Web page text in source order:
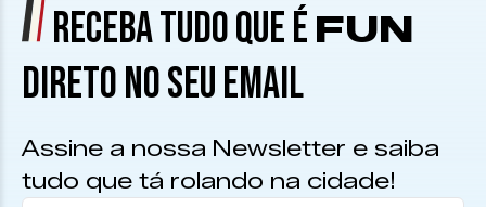
RECEBA TUDO QUE É FUN
DIRETO NO SEU EMAIL
Assine a nossa Newsletter e saiba
tudo que tá rolando na cidade!